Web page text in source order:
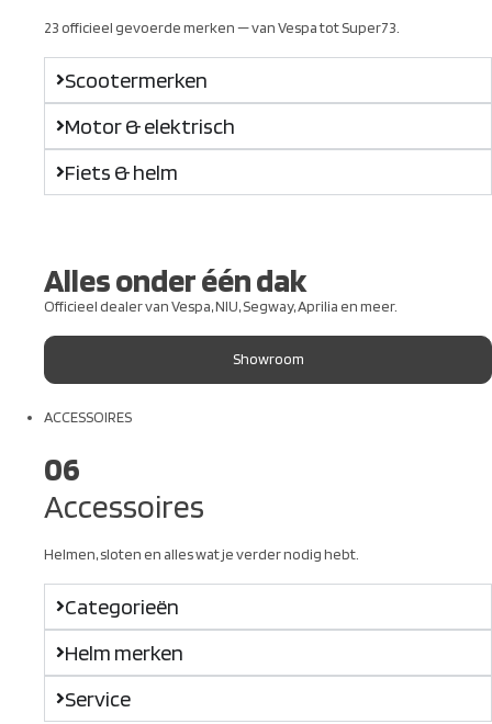
23 officieel gevoerde merken — van Vespa tot Super73.
Scootermerken
Motor & elektrisch
Fiets & helm
Alles onder één dak
Officieel dealer van Vespa, NIU, Segway, Aprilia en meer.
Showroom
ACCESSOIRES
06
Accessoires
Helmen, sloten en alles wat je verder nodig hebt.
Categorieën
Helm merken
Service